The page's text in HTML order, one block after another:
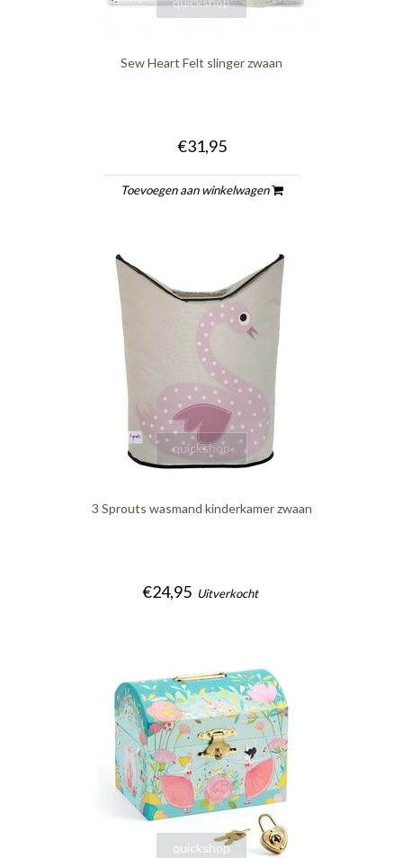
Sew Heart Felt slinger zwaan
€31,95
Toevoegen aan winkelwagen
quickshop
3 Sprouts wasmand kinderkamer zwaan
€24,95 Uitverkocht
quickshop